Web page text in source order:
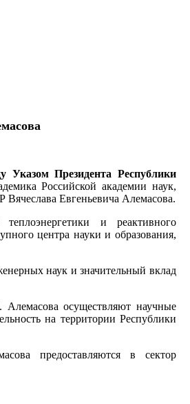
Указом Президента Республики
Российской академии наук,
Евгеньевича Алемасова.
и реактивного
центра науки и образования,
наук и значительный вклад
осуществляют научные
на территории Республики
предоставляются в сектор